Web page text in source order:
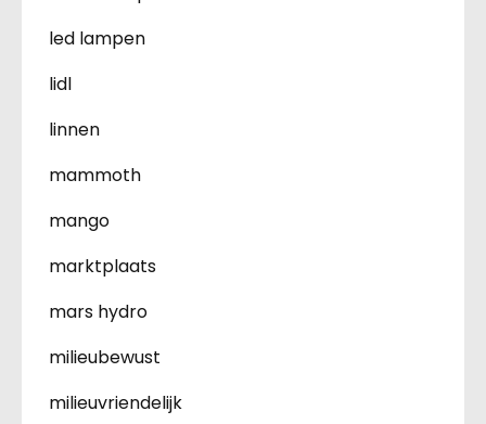
led lampen
lidl
linnen
mammoth
mango
marktplaats
mars hydro
milieubewust
milieuvriendelijk